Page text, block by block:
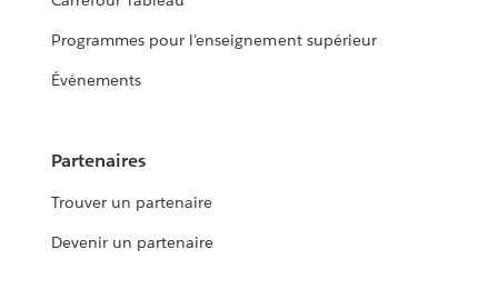
Programmes pour l’enseignement supérieur
Événements
Partenaires
Trouver un partenaire
Devenir un partenaire